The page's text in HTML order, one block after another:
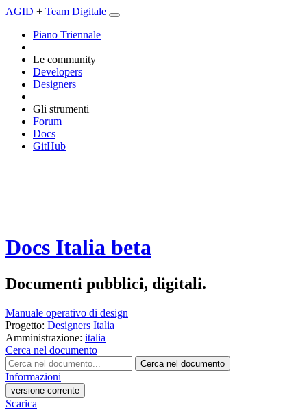
AGID + Team Digitale
Piano Triennale
Le community
Developers
Designers
Gli strumenti
Forum
Docs
GitHub
Docs Italia beta
Documenti pubblici, digitali.
Manuale operativo di design
Progetto: Designers Italia
Amministrazione: italia
Cerca nel documento
Cerca nel documento
Informazioni
versione-corrente
Scarica